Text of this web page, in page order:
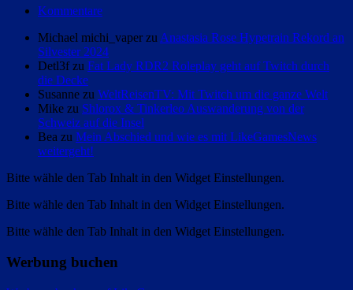
Kommentare
Michael michi_vaper zuAnastasia Rose Hypetrain Rekord an
Silvester 2024
Detl3f zu Fat Lady RDR2 Roleplay geht auf Twitch durch
die Decke
Susanne zu WeltReisenTV: Mit Twitch um die ganze Welt
Mike zu Shlorox & Tinkerleo Auswanderung von der
Schweiz auf die Insel
Bea zu Mein Abschied und wie es mit LikeGamesNews
weitergeht!
Bitte wähle den Tab Inhalt in den Widget Einstellungen.
Bitte wähle den Tab Inhalt in den Widget Einstellungen.
Bitte wähle den Tab Inhalt in den Widget Einstellungen.
Werbung buchen